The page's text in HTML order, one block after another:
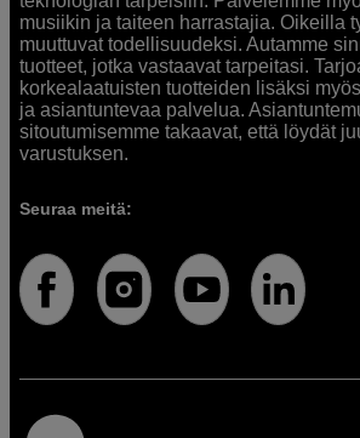
musiikin ja taiteen harrastajia. Oikeilla
muuttuvat todellisuudeksi. Autamme
tuotteet, jotka vastaavat tarpeitasi.
korkealaatuisten tuotteiden lisäksi
ja asiantuntevaa palvelua.
sitoutumisemme takaavat, että löydät
varustuksen.
Seuraa meitä: